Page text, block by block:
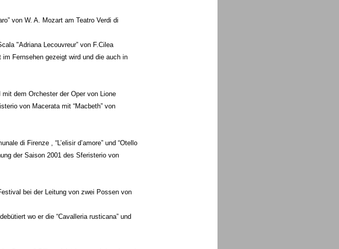
von W. A. Mozart am Teatro Verdi di
"Adriana Lecouvreur” von F.Cilea
Fernsehen gezeigt wird und die auch in
dem Orchester der Oper von Lione
von Macerata mit “Macbeth” von
di Firenze , “L’elisir d’amore” und “Otello
der Saison 2001 des Sferisterio von
bei der Leitung von zwei Possen von
wo er die “Cavalleria rusticana” und